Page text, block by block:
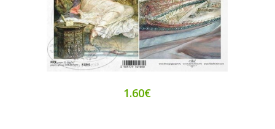
1.60€